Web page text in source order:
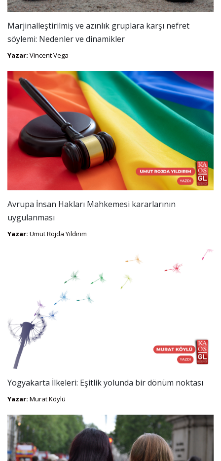
Marjinalleştirilmiş ve azınlık gruplara karşı nefret
söylemi: Nedenler ve dinamikler
Yazar: Vincent Vega
Avrupa İnsan Hakları Mahkemesi kararlarının
uygulanması
Yazar: Umut Rojda Yıldırım
Yogyakarta İlkeleri: Eşitlik yolunda bir dönüm noktası
Yazar: Murat Köylü